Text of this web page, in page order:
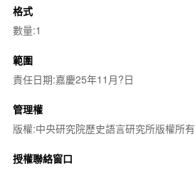
格式
數量:1
範圍
責任日期:嘉慶25年11月?日
管理權
版權:中央研究院歷史語言研究所版權所有
授權聯絡窗口